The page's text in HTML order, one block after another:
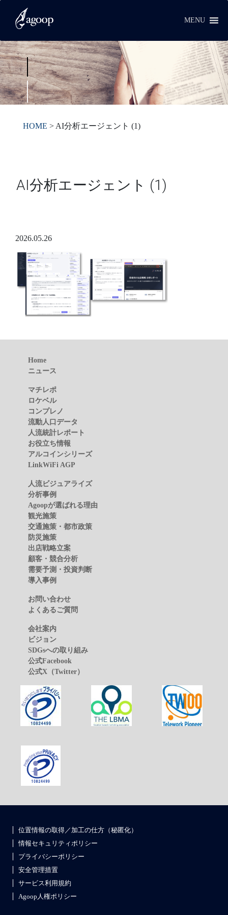
MENU
HOME > AI分析エージェント (1)
AI分析エージェント (1)
2026.05.26
Home
ニュース
マチレポ
ロケベル
コンプレノ
流動人口データ
人流統計レポート
お役立ち情報
アルコインシリーズ
LinkWiFi AGP
人流ビジュアライズ
分析事例
Agoopが選ばれる理由
観光施策
交通施策・都市政策
防災施策
出店戦略立案
顧客・競合分析
需要予測・投資判断
導入事例
お問い合わせ
よくあるご質問
会社案内
ビジョン
SDGsへの取り組み
公式Facebook
公式X（Twitter）
位置情報の取得／加工の仕方（秘匿化）
情報セキュリティポリシー
プライバシーポリシー
安全管理措置
サービス利用規約
Agoop人権ポリシー